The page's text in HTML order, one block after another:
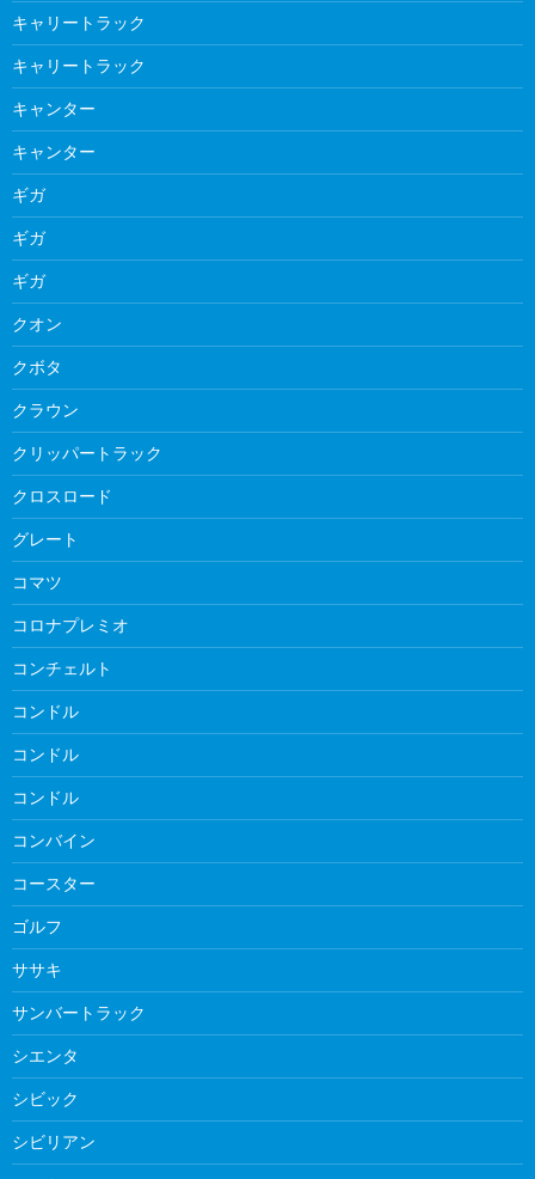
キャリートラック
キャリートラック
キャンター
キャンター
ギガ
ギガ
ギガ
クオン
クボタ
クラウン
クリッパートラック
クロスロード
グレート
コマツ
コロナプレミオ
コンチェルト
コンドル
コンドル
コンドル
コンバイン
コースター
ゴルフ
ササキ
サンバートラック
シエンタ
シビック
シビリアン